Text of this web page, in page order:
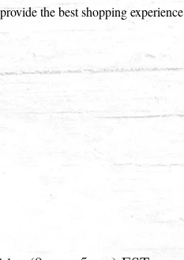
the best shopping experience